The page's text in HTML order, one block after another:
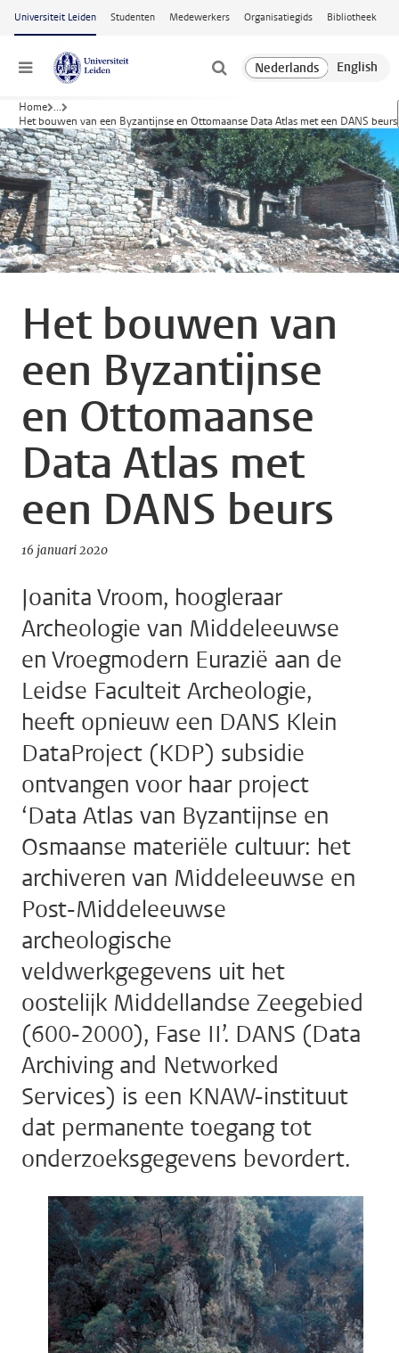
Ga naar hoofdinhoud
Universiteit Leiden Studenten Medewerkers Organisatiegids Bibliotheek
Menu
Home ...
Het bouwen van een Byzantijnse en Ottomaanse Data Atlas met een DANS beurs
Het bouwen van
een Byzantijnse
en Ottomaanse
Data Atlas met
een DANS beurs
16 januari 2020
Joanita Vroom, hoogleraar
Archeologie van Middeleeuwse
en Vroegmodern Eurazië aan de
Leidse Faculteit Archeologie,
heeft opnieuw een DANS Klein
DataProject (KDP) subsidie
ontvangen voor haar project
‘Data Atlas van Byzantijnse en
Osmaanse materiële cultuur: het
archiveren van Middeleeuwse en
Post-Middeleeuwse
archeologische
veldwerkgegevens uit het
oostelijk Middellandse Zeegebied
(600-2000), Fase II’. DANS (Data
Archiving and Networked
Services) is een KNAW-instituut
dat permanente toegang tot
onderzoeksgegevens bevordert.